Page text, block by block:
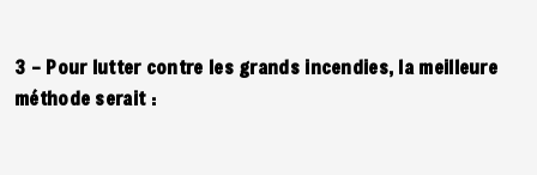
3 – Pour lutter contre les grands incendies, la meilleure
méthode serait :